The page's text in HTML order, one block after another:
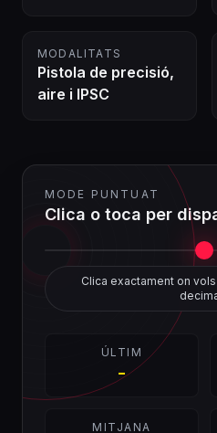
MODALITATS
Pistola de precisió,
aire i IPSC
MODE PUNTUAT
Clica o toca per
Clica exactament on vols
ÚLTIM
-
MITJANA